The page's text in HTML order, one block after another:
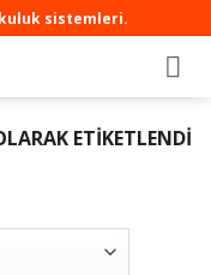
sistemleri.
ETIKETLENDI